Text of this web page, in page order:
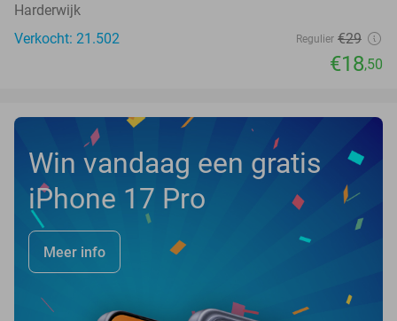
Harderwijk
Verkocht: 21.502
Regulier €29
€18,50
Win vandaag een gratis
iPhone 17 Pro
Meer info